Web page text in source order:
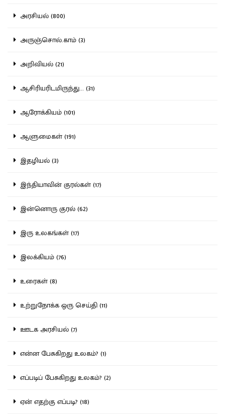
அரசியல் (800)
அருஞ்சொல்.காம் (3)
அறிவியல் (21)
ஆசிரியரிடமிருந்து... (31)
ஆரோக்கியம் (101)
ஆளுமைகள் (191)
இதழியல் (3)
இந்தியாவின் குரல்கள் (17)
இன்னொரு குரல் (62)
இரு உலகங்கள் (17)
இலக்கியம் (76)
உரைகள் (8)
உற்றுநோக்க ஒரு செய்தி (11)
ஊடக அரசியல் (7)
என்ன பேசுகிறது உலகம்? (1)
எப்படிப் பேசுகிறது உலகம்? (2)
ஏன் எதற்கு எப்படி? (18)